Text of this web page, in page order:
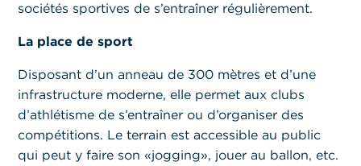
sociétés sportives de s’entraîner régulièrement.
La place de sport
Disposant d’un anneau de 300 mètres et d’une
infrastructure moderne, elle permet aux clubs
d’athlétisme de s’entraîner ou d’organiser des
compétitions. Le terrain est accessible au public
qui peut y faire son «jogging», jouer au ballon, etc.